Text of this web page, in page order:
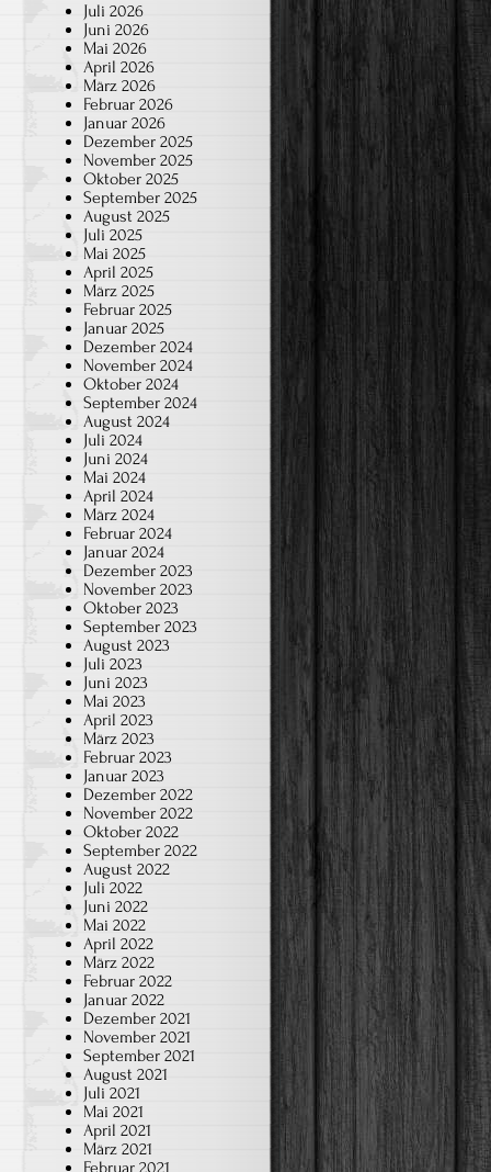
Juli 2026
Juni 2026
Mai 2026
April 2026
März 2026
Februar 2026
Januar 2026
Dezember 2025
November 2025
Oktober 2025
September 2025
August 2025
Juli 2025
Mai 2025
April 2025
März 2025
Februar 2025
Januar 2025
Dezember 2024
November 2024
Oktober 2024
September 2024
August 2024
Juli 2024
Juni 2024
Mai 2024
April 2024
März 2024
Februar 2024
Januar 2024
Dezember 2023
November 2023
Oktober 2023
September 2023
August 2023
Juli 2023
Juni 2023
Mai 2023
April 2023
März 2023
Februar 2023
Januar 2023
Dezember 2022
November 2022
Oktober 2022
September 2022
August 2022
Juli 2022
Juni 2022
Mai 2022
April 2022
März 2022
Februar 2022
Januar 2022
Dezember 2021
November 2021
September 2021
August 2021
Juli 2021
Mai 2021
April 2021
März 2021
Februar 2021